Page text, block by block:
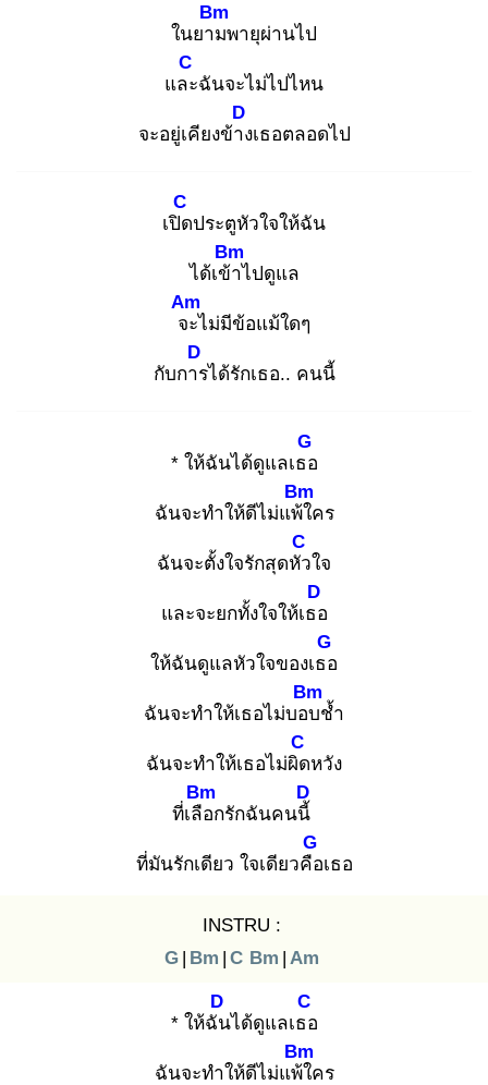
ในยาม
Bm
พายุผ่านไป
และ
C
ฉันจะไม่ไปไหน
จะอยู่เคียงข้าง
D
เธอตลอดไป
เปิด
C
ประตูหัวใจให้ฉัน
ได้เข้า
Bm
ไปดูแล
จะ
Am
ไม่มีข้อแม้ใดๆ
กับการ
D
ได้รักเธอ.. คนนี้
* ให้ฉันได้ดูแลเธอ
G
ฉันจะทำให้ดีไม่แพ้ใ
Bm
คร
ฉันจะตั้งใจรักสุดหัว
C
ใจ
และจะยกทั้งใจให้เธอ
D
ให้ฉันดูแลหัวใจของเธอ
G
ฉันจะทำให้เธอไม่บอบ
Bm
ช้ำ
ฉันจะทำให้เธอไม่ผิด
C
หวัง
ที่เลือ
Bm
กรักฉันคนนี้
D
ที่มันรักเดียว ใจเดียวคือ
G
เธอ
INSTRU :
G | Bm | C Bm | Am
* ให้ฉัน
D
ได้ดูแลเธอ
C
ฉันจะทำให้ดีไม่แพ้ใ
Bm
คร